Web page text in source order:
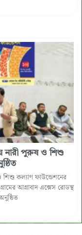
নারী পুরুষ ও শিশু
শিশু কল্যাণ ফাউন্ডেশনের
আগ্রাবাদ এক্সেস রোডস্থ